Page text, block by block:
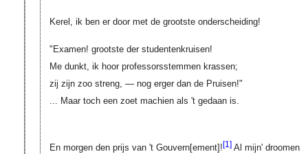
Kerel, ik ben er door met de grootste onderscheiding!
"Examen! grootste der studentenkruisen!
Me dunkt, ik hoor professorsstemmen krassen;
zij zijn zoo streng, — nog erger dan de Pruisen!"
... Maar toch een zoet machien als 't gedaan is.
En morgen den prijs van 't Gouvern[ement] ![1]Al mijn' droomen